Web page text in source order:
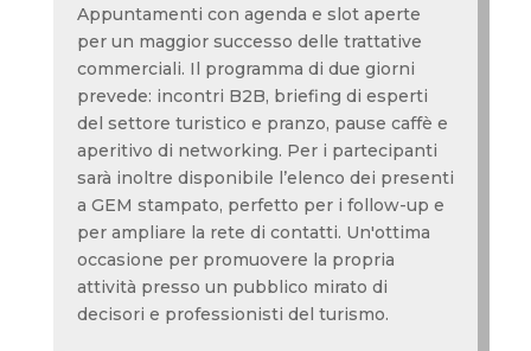
Appuntamenti con agenda e slot aperte
per un maggior successo delle trattative
commerciali. Il programma di due giorni
prevede: incontri B2B, briefing di esperti
del settore turistico e pranzo, pause caffè e
aperitivo di networking. Per i partecipanti
sarà inoltre disponibile l’elenco dei presenti
a GEM stampato, perfetto per i follow-up e
per ampliare la rete di contatti. Un'ottima
occasione per promuovere la propria
attività presso un pubblico mirato di
decisori e professionisti del turismo.